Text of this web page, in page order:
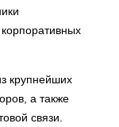
крупнейших
а также
связи.